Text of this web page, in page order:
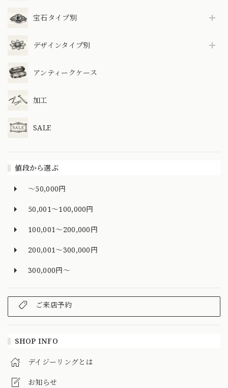
宝石タイプ別
デザインタイプ別
アンティークケース
加工
SALE
値段から選ぶ
～50,000円
50,001～100,000円
100,001～200,000円
200,001～300,000円
300,000円～
ご来店予約
SHOP INFO
デイジーリングとは
お知らせ